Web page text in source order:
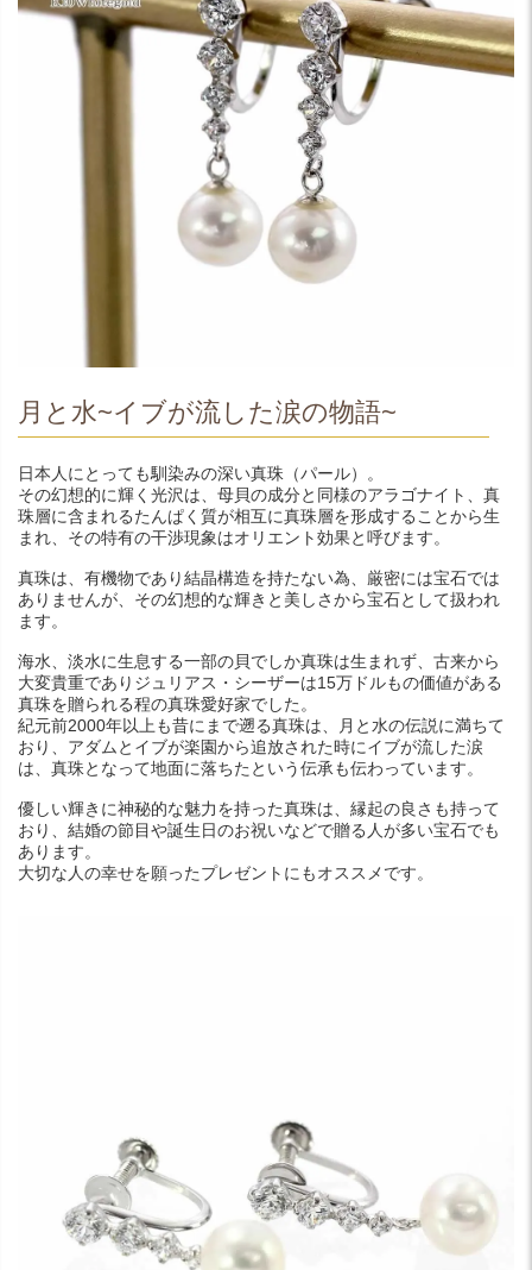
月と水~イブが流した涙の物語~
日本人にとっても馴染みの深い真珠（パール）。
その幻想的に輝く光沢は、母貝の成分と同様のアラゴナイト、真
珠層に含まれるたんぱく質が相互に真珠層を形成することから生
まれ、その特有の干渉現象はオリエント効果と呼びます。
真珠は、有機物であり結晶構造を持たない為、厳密には宝石では
ありませんが、その幻想的な輝きと美しさから宝石として扱われ
ます。
海水、淡水に生息する一部の貝でしか真珠は生まれず、古来から
大変貴重でありジュリアス・シーザーは15万ドルもの価値がある
真珠を贈られる程の真珠愛好家でした。
紀元前2000年以上も昔にまで遡る真珠は、月と水の伝説に満ちて
おり、アダムとイブが楽園から追放された時にイブが流した涙
は、真珠となって地面に落ちたという伝承も伝わっています。
優しい輝きに神秘的な魅力を持った真珠は、縁起の良さも持って
おり、結婚の節目や誕生日のお祝いなどで贈る人が多い宝石でも
あります。
大切な人の幸せを願ったプレゼントにもオススメです。